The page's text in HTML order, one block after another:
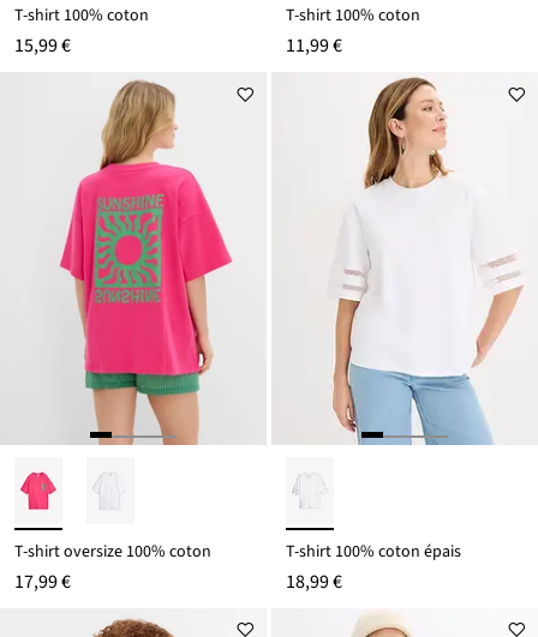
T-shirt 100% coton
15,99 €
T-shirt 100% coton
11,99 €
T-shirt oversize 100% coton
17,99 €
T-shirt 100% coton épais
18,99 €